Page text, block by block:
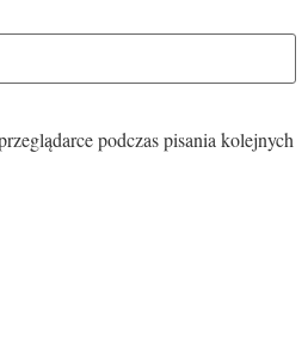
podczas pisania kolejnych